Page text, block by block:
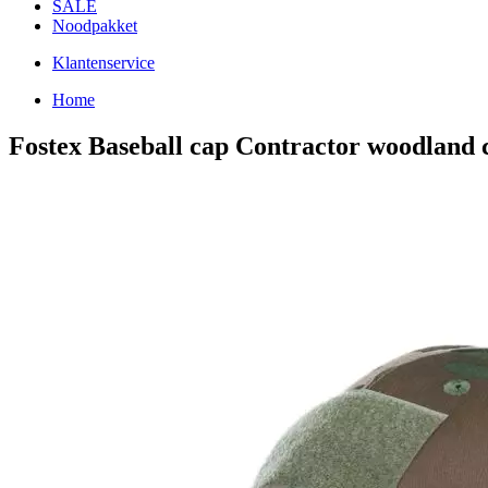
SALE
Noodpakket
Klantenservice
Home
Fostex Baseball cap Contractor woodland